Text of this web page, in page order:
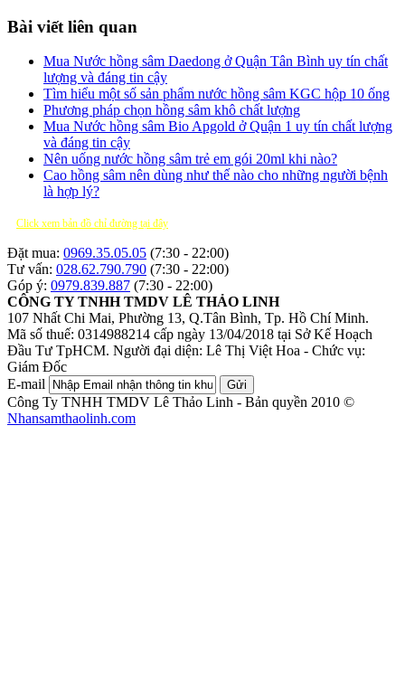
Bài viết liên quan
Mua Nước hồng sâm Daedong ở Quận Tân Bình uy tín chất
lượng và đáng tin cậy
Tìm hiểu một số sản phẩm nước hồng sâm KGC hộp 10 ống
Phương pháp chọn hồng sâm khô chất lượng
Mua Nước hồng sâm Bio Apgold ở Quận 1 uy tín chất lượng
và đáng tin cậy
Nên uống nước hồng sâm trẻ em gói 20ml khi nào?
Cao hồng sâm nên dùng như thế nào cho những người bệnh
là hợp lý?
Click xem bản đồ chỉ đường tại đây
Đặt mua: 0969.35.05.05 (7:30 - 22:00)
Tư vấn: 028.62.790.790 (7:30 - 22:00)
Góp ý: 0979.839.887 (7:30 - 22:00)
CÔNG TY TNHH TMDV LÊ THẢO LINH
107 Nhất Chi Mai, Phường 13, Q.Tân Bình, Tp. Hồ Chí Minh.
Mã số thuế: 0314988214 cấp ngày 13/04/2018 tại Sở Kế Hoạch
Đầu Tư TpHCM. Người đại diện: Lê Thị Việt Hoa - Chức vụ:
Giám Đốc
E-mail
Gửi
Công Ty TNHH TMDV Lê Thảo Linh - Bản quyền 2010 ©
Nhansamthaolinh.com